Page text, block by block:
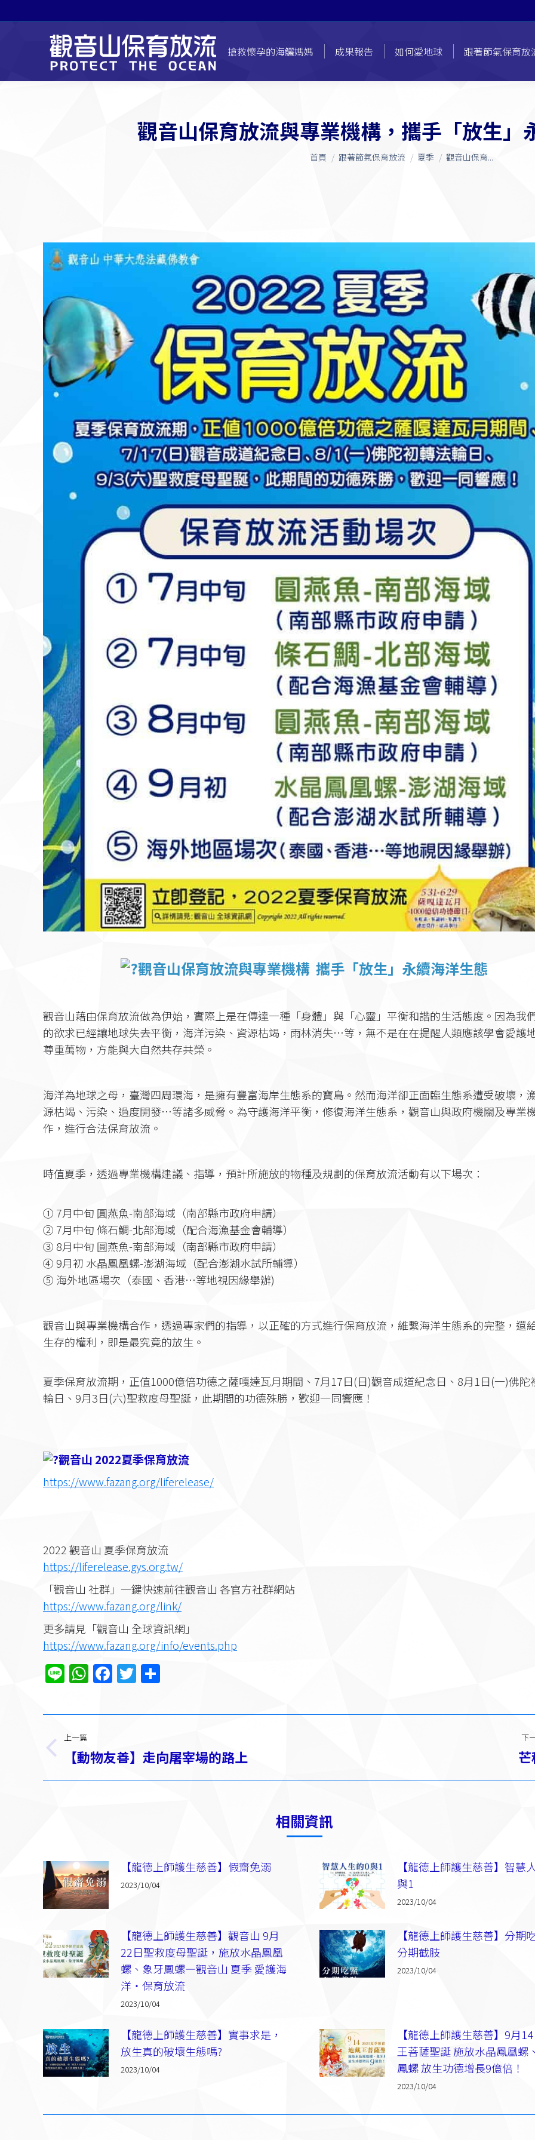
搶救懷孕的海鱺媽媽 成果報告 如何愛地球 跟著節氣保育放
觀音山保育放流與專業機構，攜手「放生」
您在這裡：
首頁 跟著節氣保育放流 夏季 觀音山保育...
觀音山保育放流與專業機構 攜手「放生」永續海洋生態
觀音山藉由保育放流做為伊始，實際上是在傳達一種「身體」與「心靈」平衡和諧的生活態度。因為我
的欲求已經讓地球失去平衡，海洋污染、資源枯竭，雨林消失…等，無不是在在提醒人類應該學會愛護
尊重萬物，方能與大自然共存共榮。
海洋為地球之母，臺灣四周環海，是擁有豐富海岸生態系的寶島。然而海洋卻正面臨生態系遭受破壞，
源枯竭、污染、過度開發…等諸多威脅。為守護海洋平衡，修復海洋生態系，觀音山與政府機關及專業
作，進行合法保育放流。
時值夏季，透過專業機構建議、指導，預計所施放的物種及規劃的保育放流活動有以下場次：
① 7月中旬 圓燕魚-南部海域（南部縣市政府申請）
② 7月中旬 條石鯛-北部海域（配合海漁基金會輔導）
③ 8月中旬 圓燕魚-南部海域（南部縣市政府申請）
④ 9月初 水晶鳳凰螺-澎湖海域（配合澎湖水試所輔導）
⑤ 海外地區場次（泰國、香港…等地視因緣舉辦)
觀音山與專業機構合作，透過專家們的指導，以正確的方式進行保育放流，維繫海洋生態系的完整，還
生存的權利，即是最究竟的放生。
夏季保育放流期，正值1000億倍功德之薩嘎達瓦月期間、7月17日(日)觀音成道紀念日、8月1日(一)佛陀
輪日、9月3日(六)聖救度母聖誕，此期間的功德殊勝，歡迎一同響應！
觀音山 2022夏季保育放流
https://www.fazang.org/liferelease/
2022 觀音山 夏季保育放流
https://liferelease.gys.org.tw/
「觀音山 社群」一鍵快速前往觀音山 各官方社群網站
https://www.fazang.org/link/​
更多請見「觀音山 全球資訊網」
https://www.fazang.org/info/events.php
LineWhatsApp
Facebook
Twitter
章
导
上一篇
上【動物友善】走向屠宰場的路上​
下
相關資訊
【龍德上師護生慈善】假齋免溺
2023/10/04
【龍德上師護生慈善】智慧
與1
2023/10/04
【龍德上師護生慈善】觀音山 9月
22日聖救度母聖誕，施放水晶鳳凰
螺、象牙鳳螺—觀音山 夏季 愛護海
洋‧保育放流
2023/10/04
【龍德上師護生慈善】分期
分期截肢
2023/10/04
【龍德上師護生慈善】實事求是，
放生真的破壞生態嗎?
2023/10/04
【龍德上師護生慈善】9月
王菩薩聖誕 施放水晶鳳凰螺
鳳螺 放生功德增長9億倍！
2023/10/04